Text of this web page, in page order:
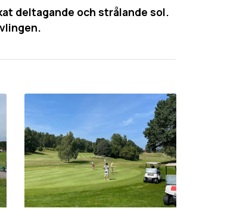
deltagande och strålande sol.